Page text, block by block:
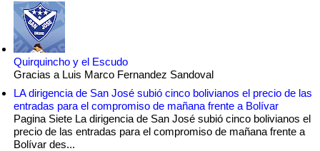
Quirquincho y el Escudo
Gracias a Luis Marco Fernandez Sandoval
LA dirigencia de San José subió cinco bolivianos el precio de las
entradas para el compromiso de mañana frente a Bolívar
Pagina Siete La dirigencia de San José subió cinco bolivianos el
precio de las entradas para el compromiso de mañana frente a
Bolívar des...